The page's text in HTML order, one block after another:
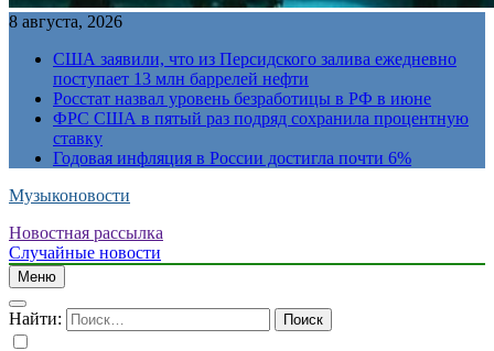
8 августа, 2026
США заявили, что из Персидского залива ежедневно
поступает 13 млн баррелей нефти
Росстат назвал уровень безработицы в РФ в июне
ФРС США в пятый раз подряд сохранила процентную
ставку
Годовая инфляция в России достигла почти 6%
Музыконовости
Новостная рассылка
Случайные новости
Меню
Найти: